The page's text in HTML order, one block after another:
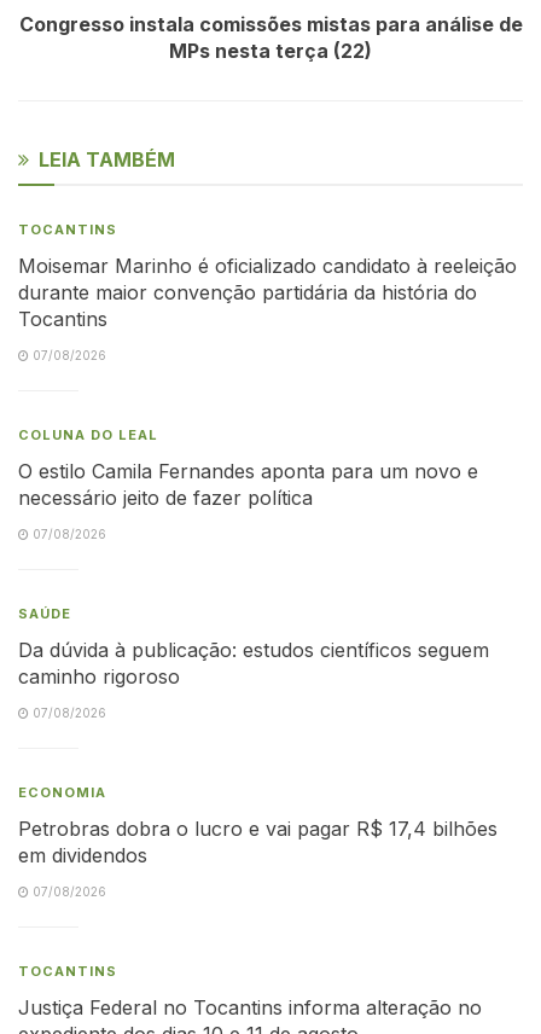
Congresso instala comissões mistas para análise de
MPs nesta terça (22)
LEIA TAMBÉM
TOCANTINS
Moisemar Marinho é oficializado candidato à reeleição
durante maior convenção partidária da história do
Tocantins
07/08/2026
COLUNA DO LEAL
O estilo Camila Fernandes aponta para um novo e
necessário jeito de fazer política
07/08/2026
SAÚDE
Da dúvida à publicação: estudos científicos seguem
caminho rigoroso
07/08/2026
ECONOMIA
Petrobras dobra o lucro e vai pagar R$ 17,4 bilhões
em dividendos
07/08/2026
TOCANTINS
Justiça Federal no Tocantins informa alteração no